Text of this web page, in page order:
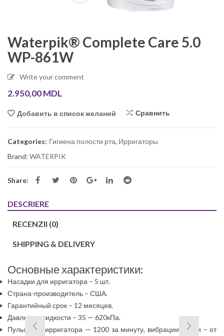
Waterpik® Complete Care 5.0
WP-861W
Write your comment
2.950,00MDL
Добавить в список желаний Сравнить
Categories: Гигиена полости рта, Ирригаторы
Brand: WATERPIK
Share:
DESCRIERE
RECENZII (0)
SHIPPING & DELIVERY
Основные характеристики:
Насадки для ирригатора – 5 шт.
Страна-производитель – США.
Гарантийный срок – 12 месяцев.
Давление жидкости – 35 — 620кПа.
Пульсации ирригатора — 1200 за минуту, вибрации щетки – от